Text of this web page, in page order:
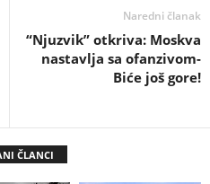
Naredni članak
“Njuzvik” otkriva: Moskva
nastavlja sa ofanzivom-
Biće još gore!
ČLANCI